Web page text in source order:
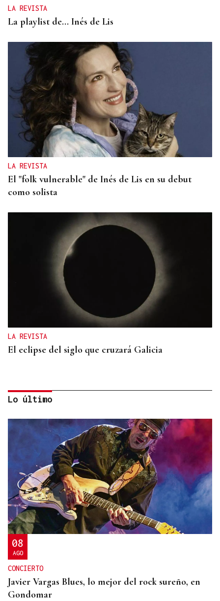
LA REVISTA
La playlist de... Inés de Lis
LA REVISTA
El "folk vulnerable" de Inés de Lis en su debut
como solista
LA REVISTA
El eclipse del siglo que cruzará Galicia
LA REVISTA
La playlist de... Jay Doe
Lo último
08
AGO
CONCIERTO
Javier Vargas Blues, lo mejor del rock sureño, en
Gondomar